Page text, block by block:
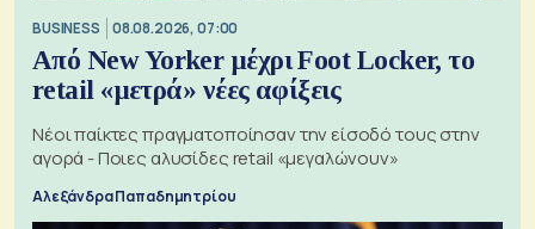
BUSINESS 08.08.2026, 07:00
Από New Yorker μέχρι Foot Locker, το
retail «μετρά» νέες αφίξεις
Νέοι παίκτες πραγματοποίησαν την είσοδό τους στην
αγορά - Ποιες αλυσίδες retail «μεγαλώνουν»
Αλεξάνδρα Παπαδημητρίου